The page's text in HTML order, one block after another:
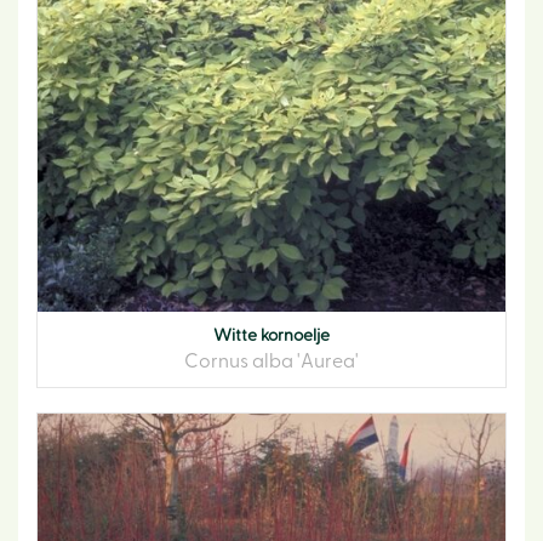
Witte kornoelje
Cornus alba 'Aurea'